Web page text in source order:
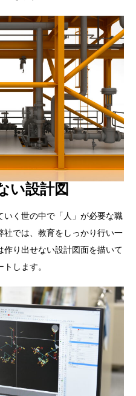
い設計図
く世の中で「人」が必要な職
では、教育をしっかり行い一
り出せない設計図面を描いて
します。